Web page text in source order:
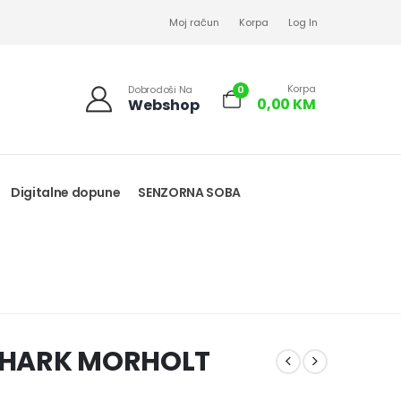
Moj račun Korpa Log In
Dobrodoši Na
Webshop
0 Korpa
0,00 KM
Digitalne dopune SENZORNA SOBA
MORHOLT